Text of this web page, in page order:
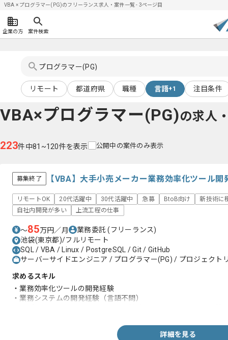
VBA × プログラマー(PG)のフリーランス求人・案件一覧 - 3ページ目
企業の方 案件検索
リモート 都道府県 職種 言語+1 注目条件
VBA×プログラマー(PG)の求人
223件中81~120件を表示 公開中の案件のみ表示
募集終了 【VBA】大手小売メーカー業務効率化ツール
リモートOK 20代活躍中 30代活躍中 急募 BtoB向け
新技術に
自社内開発が多い
上流工程の仕事
〜85万円／月 業務委託(フリーランス)
池袋(東京都)/フルリモート
SQL / VBA / Linux / PostgreSQL / Git / GitHub
サーバーサイドエンジニア / プログラマー(PG) / プロジェクト
求めるスキル
・業務効率化ツールの開発経験
・業務システムの開発経験（言語不問）
詳細を見る